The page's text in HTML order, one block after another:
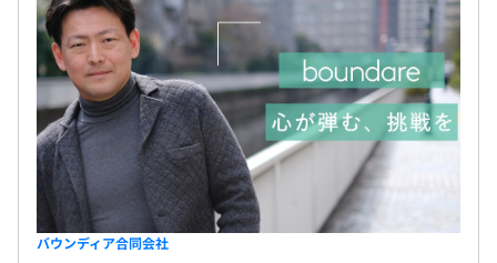
バウンディア合同会社